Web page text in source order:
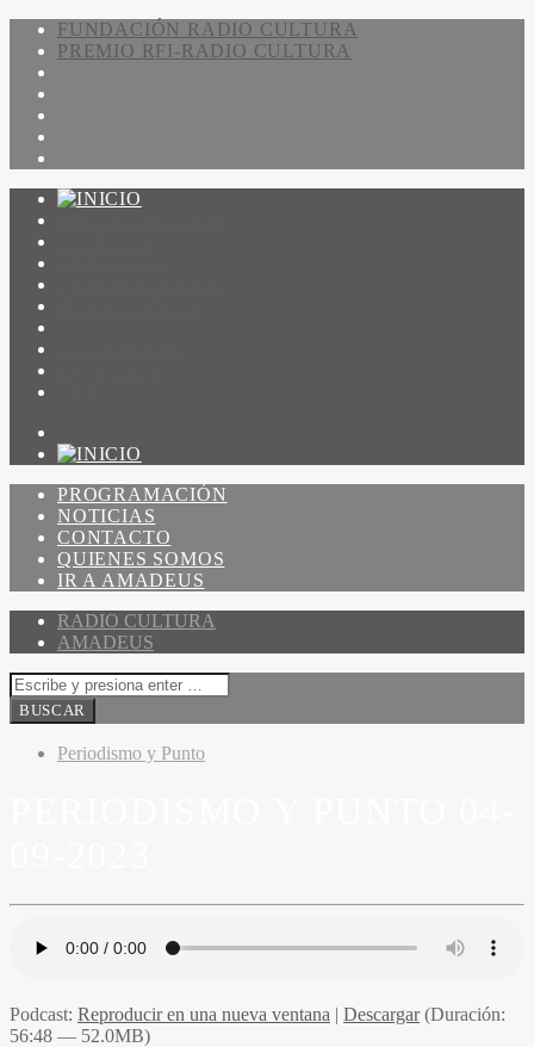
FUNDACIÓN RADIO CULTURA
PREMIO RFI-RADIO CULTURA
PROGRAMACIÓN
NOTICIAS
CONTACTO
QUIENES SOMOS
IR A AMADEUS
RADIO CULTURA
AMADEUS
Periodismo y Punto
Podcast: Reproducir en una nueva ventana | Descargar(Duración:
56:48 — 52.0MB)